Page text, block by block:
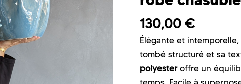
130,00 €
Élégante et
tombé structuré et sa
polyesteroffre un